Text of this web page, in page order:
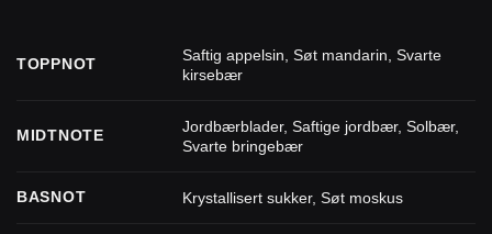
TOPPNOT Saftig appelsin,Søt mandarin,Svarte
kirsebær
MIDTNOTE Jordbærblader,Saftige jordbær,Solbær,
Svarte bringebær
BASNOT Krystallisert sukker,Søt moskus